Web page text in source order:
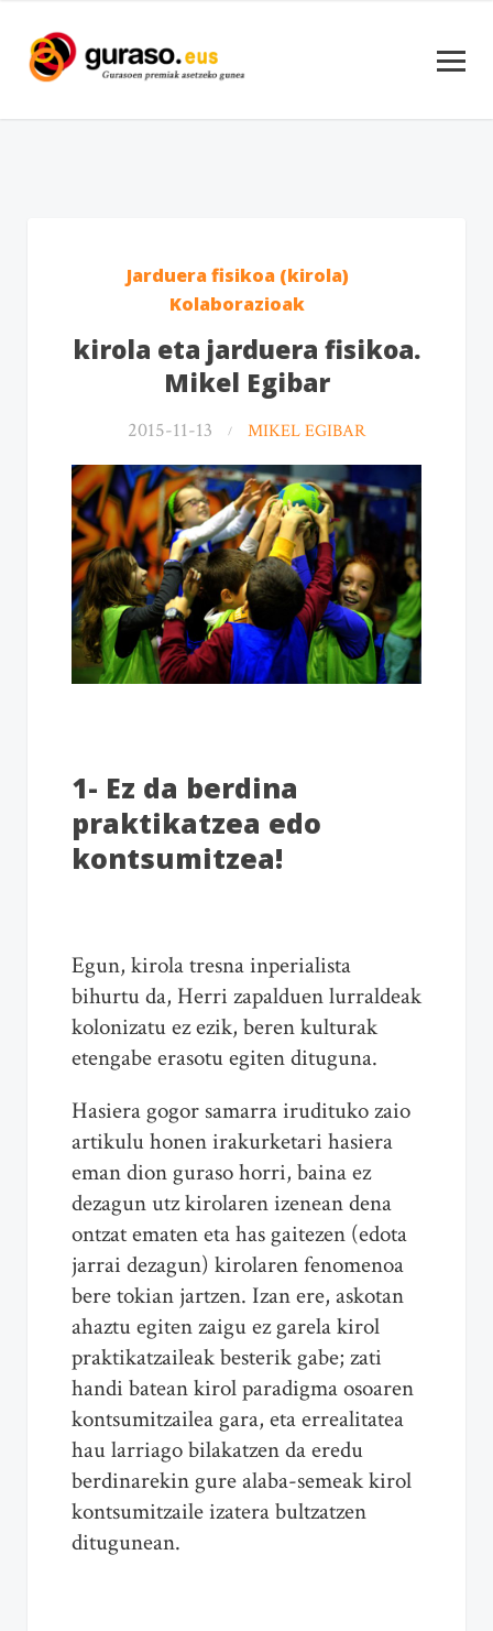
Jarduera fisikoa (kirola)
Kolaborazioak
kirola eta jarduera fisikoa.
Mikel Egibar
2015-11-13 MIKEL EGIBAR
1- Ez da berdina
praktikatzea edo
kontsumitzea!
Egun, kirola tresna inperialista
bihurtu da, Herri zapalduen lurraldeak
kolonizatu ez ezik, beren kulturak
etengabe erasotu egiten dituguna.
Hasiera gogor samarra irudituko zaio
artikulu honen irakurketari hasiera
eman dion guraso horri, baina ez
dezagun utz kirolaren izenean dena
ontzat ematen eta has gaitezen (edota
jarrai dezagun) kirolaren fenomenoa
bere tokian jartzen. Izan ere, askotan
ahaztu egiten zaigu ez garela kirol
praktikatzaileak besterik gabe; zati
handi batean kirol paradigma osoaren
kontsumitzailea gara, eta errealitatea
hau larriago bilakatzen da eredu
berdinarekin gure alaba-semeak kirol
kontsumitzaile izatera bultzatzen
ditugunean.